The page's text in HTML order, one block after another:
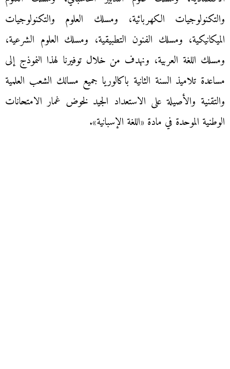
والتكنولوجيات الكهربائية، ومسلك العلوم والتكنولوجيات
الميكانيكية، ومسلك الفنون التطبيقية، ومسلك العلوم الشرعية،
ومسلك اللغة العربية، ونهدف من خلال توفيرنا لهذا النموذج إلى
مساعدة تلاميذ السنة الثانية باكالوريا جميع مسالك الشعب العلمية
والتقنية والأصيلة على الاستعداد الجيد لخوض غمار الامتحانات
الوطنية الموحدة في مادة «اللغة الإسبانية».